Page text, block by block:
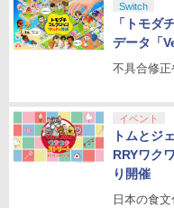
Switch
「トモダ
データ「
不具合修
イベント
トムとジ
RRYワク
り開催
日本の食